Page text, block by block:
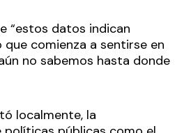
“estos datos indican
comienza a sentirse en
no sabemos hasta donde
localmente, la